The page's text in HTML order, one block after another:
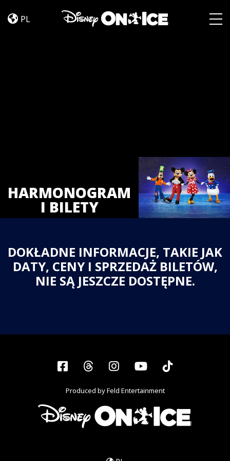
PL
HARMONOGRAM
I BILETY
DOKŁADNE INFORMACJE, TAKIE JAK
DATY, CENY I SPRZEDAŻ BILETÓW,
NIE SĄ JESZCZE DOSTĘPNE.
Facebook
ThreadsInstagram
YouTubeTiktok
Produced by Feld Entertainment